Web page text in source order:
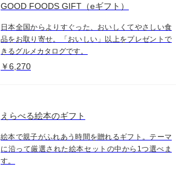
GOOD FOODS GIFT（eギフト）
日本全国からよりすぐった、おいしくてやさしい食
品をお取り寄せ。「おいしい」以上をプレゼントで
きるグルメカタログです。
￥6,270
えらべる絵本のギフト
絵本で親子がふれあう時間を贈れるギフト。テーマ
に沿って厳選された絵本セットの中から1つ選べま
す。